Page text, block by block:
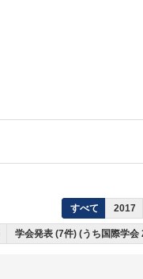
すべて 2017
学会発表 (7件) (うち国際学会